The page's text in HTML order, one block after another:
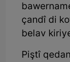
çandî di
belav
Piştî